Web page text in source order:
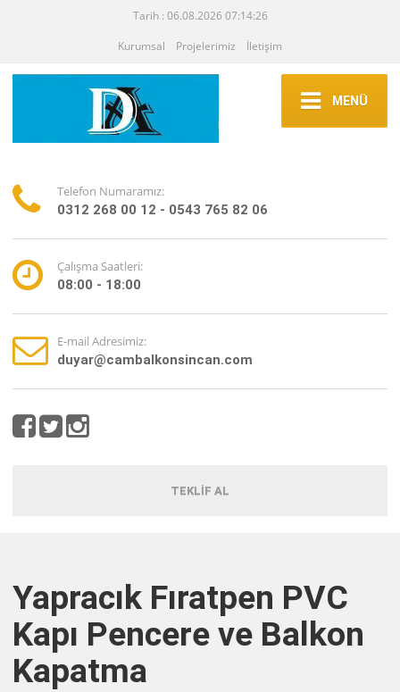
Tarih : 06.08.2026 07:14:26
Kurumsal
Projelerimiz İletişim
MENÜ
Telefon Numaramız:
0312 268 00 12 - 0543 765 82 06
Çalışma Saatleri:
08:00 - 18:00
E-mail Adresimiz:
duyar@cambalkonsincan.com
TEKLİF AL
Yapracık Fıratpen PVC
Kapı Pencere ve Balkon
Kapatma